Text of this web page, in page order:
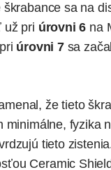
sa na
už pri úrovni 6 na
úrovni 7sa
že tieto
minimálne, fyzika
tieto
Ceramic